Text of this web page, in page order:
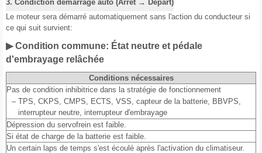
3. Condiction démarrage auto (Arrêt → Départ)
Le moteur sera démarré automatiquement sans l'action du conducteur si
ce qui suit survient:
▶ Condition commune: État neutre et pédale
d'embrayage relâchée
Conditions nécessaires
Pas de condition inhibitrice dans la stratégie de fonctionnement
– TPS, CKPS, CMPS, ECTS, VSS, capteur de la batterie, BBVPS,
interrupteur neutre, interrupteur d'embrayage
Dépression du servofrein est faible.
Si état de charge de la batterie est faible.
Un certain laps de temps s'est écoulé après l'activation du climatiseur.